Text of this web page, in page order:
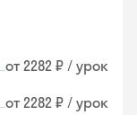
от 2282 ₽ / урок
от 2282 ₽ / урок